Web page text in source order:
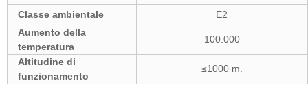
Classe ambientale
E2
Aumento della
temperatura
100.000
Altitudine di
funzionamento
≤1000 m.